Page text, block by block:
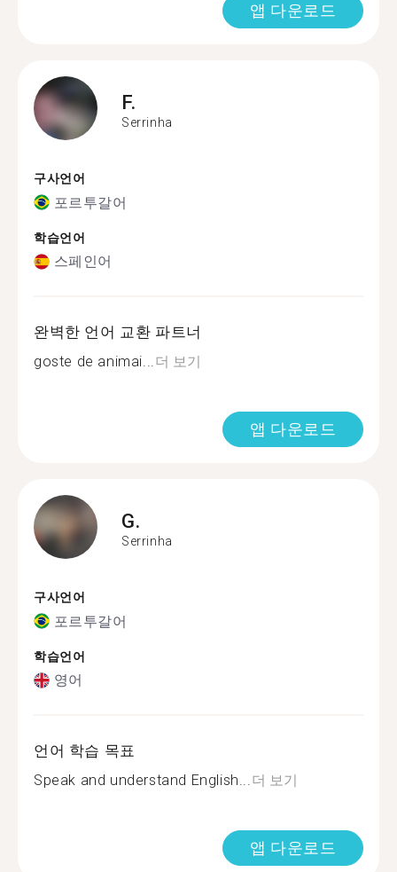
앱 다운로드
F.
Serrinha
구사언어
포르투갈어
학습언어
스페인어
완벽한 언어 교환 파트너
goste de animai...더 보기
앱 다운로드
G.
Serrinha
구사언어
포르투갈어
학습언어
영어
언어 학습 목표
Speak and understand English...더 보기
앱 다운로드